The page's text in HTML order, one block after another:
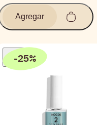
Agregar
-25%